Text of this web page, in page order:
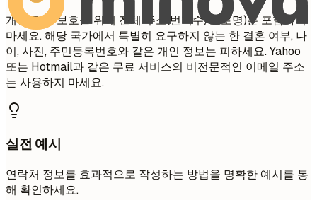
개인 정보 보호를 위해 전체 주소(번지수/도로명)는 포함하지
마세요. 해당 국가에서 특별히 요구하지 않는 한 결혼 여부, 나
이, 사진, 주민등록번호와 같은 개인 정보는 피하세요. Yahoo
또는 Hotmail과 같은 무료 서비스의 비전문적인 이메일 주소
는 사용하지 마세요.
실전 예시
연락처 정보를 효과적으로 작성하는 방법을 명확한 예시를 통
해 확인하세요.